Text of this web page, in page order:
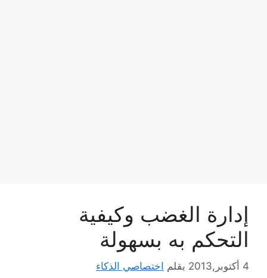
إدارة الغضب وكيفية
التحكم به بسهولة
4 أكتوبر,2013 بقلم اختصاصي الذكاء